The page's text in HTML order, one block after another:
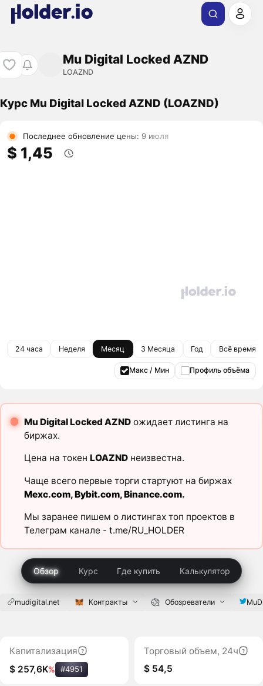
Mu Digital Locked AZND
LOAZND
Курс Mu Digital Locked AZND (LOAZND)
Последнее обновление цены: 9 июля
$ 1,45
24 часа Неделя Месяц 3 Месяца Год Всё время
Макс / Мин Профиль объёма
Mu Digital Locked AZNDожидает листинга на
биржах.
Цена на токен LOAZNDнеизвестна.
Чаще всего первые торги стартуют на биржах
Mexc.com,Bybit.com,Binance.com.
Мы заранее пишем о листингах топ проектов в
Телеграм канале - t.me/RU_HOLDER
Обзор Курс Где купить Калькулятор
mudigital.net Контракты Обозреватели
Капитализация
$ 257,6K% #4951
Торговый объем, 24ч
$ 54,5